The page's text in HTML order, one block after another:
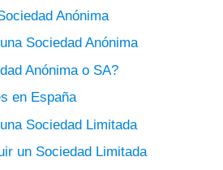
Anónima
Sociedad Anónima
Anónima o SA?
en España
Sociedad Limitada
un Sociedad Limitada